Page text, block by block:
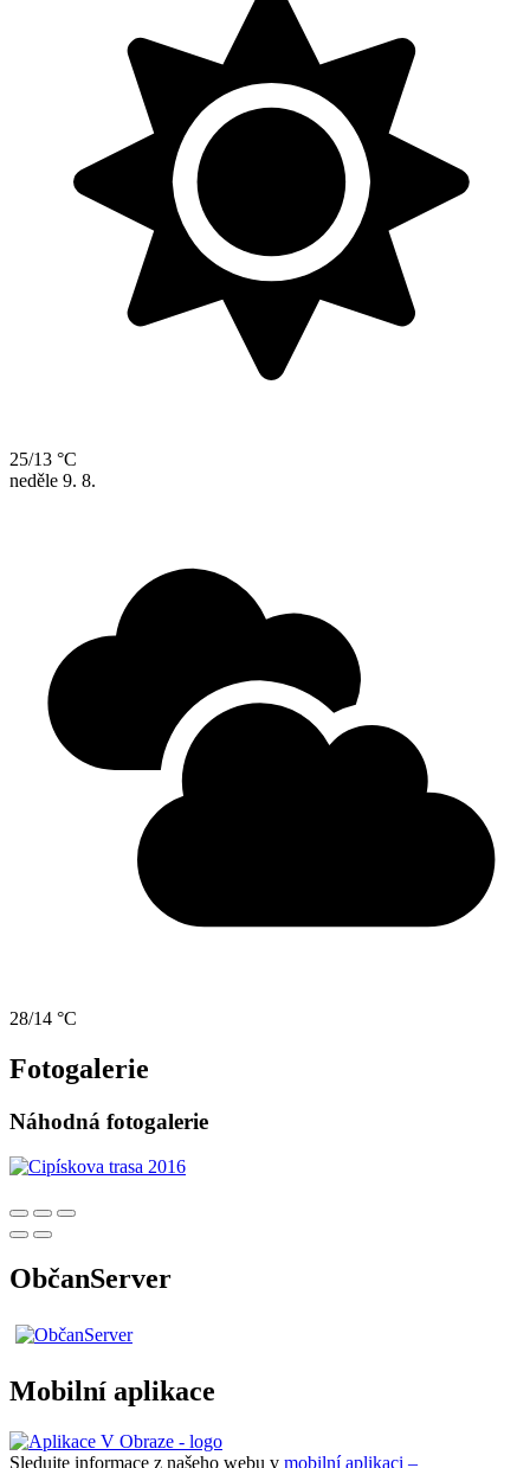
25/13 °C
neděle 9. 8.
28/14 °C
Fotogalerie
Náhodná fotogalerie
ObčanServer
Mobilní aplikace
Sledujte informace z našeho webu v mobilní aplikaci –